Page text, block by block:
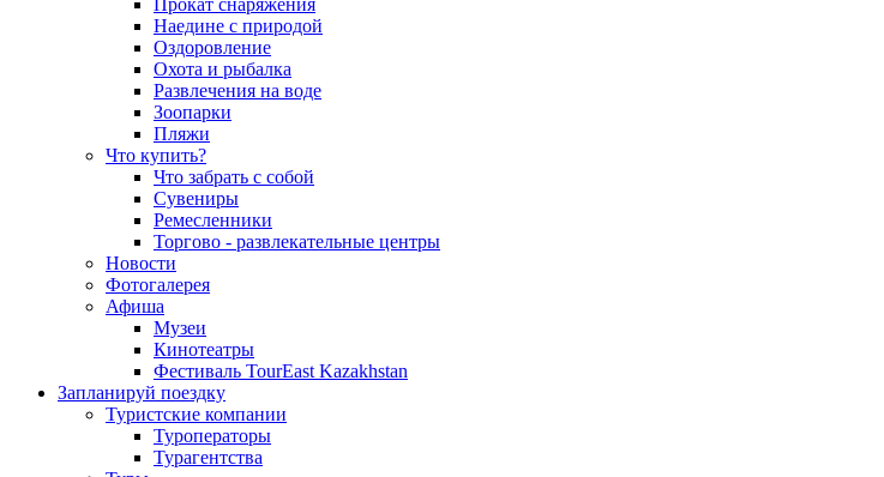
Прокат снаряжения
Наедине с природой
Оздоровление
Охота и рыбалка
Развлечения на воде
Зоопарки
Пляжи
Что купить?
Что забрать с собой
Сувениры
Ремесленники
Торгово - развлекательные центры
Новости
Фотогалерея
Афиша
Музеи
Кинотеатры
Фестиваль TourEast Kazakhstan
Запланируй поездку
Туристские компании
Туроператоры
Турагентства